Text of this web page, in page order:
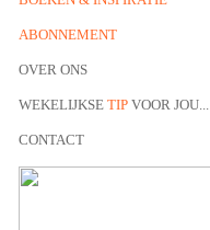
ABONNEMENT
OVER ONS
WEKELIJKSE TIP VOOR JOU...
CONTACT